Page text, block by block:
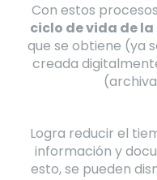
Con estos
ciclo de vida de
que se obtiene (ya
creada
Logra reducir el
información y
esto, se pueden